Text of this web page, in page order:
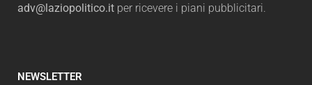
adv@laziopolitico.it per ricevere i piani pubblicitari.
NEWSLETTER